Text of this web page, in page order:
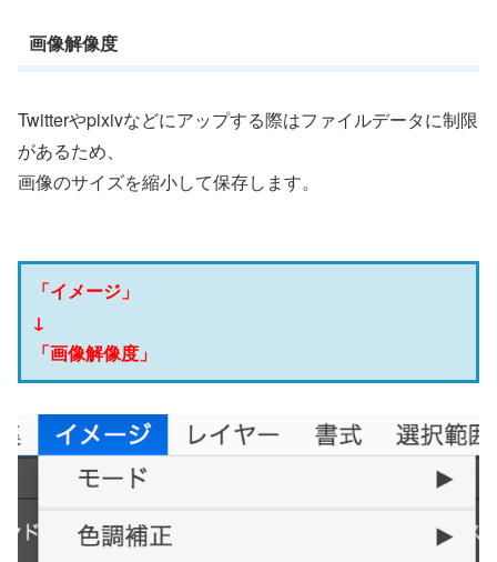
画像解像度
Twitterやpixivなどにアップする際はファイルデータに制限
があるため、
画像のサイズを縮小して保存します。
「イメージ」
↓
「画像解像度」